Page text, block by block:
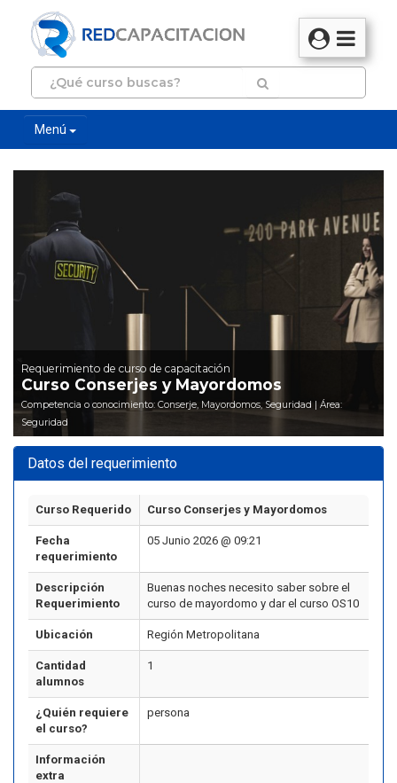
Menú
Requerimiento de curso de capacitación
Curso Conserjes y Mayordomos
Competencia o conocimiento: Conserje, Mayordomos, Seguridad | Área:
Seguridad
Datos del requerimiento
Curso Requerido Curso Conserjes y Mayordomos
Fecha
requerimiento
05 Junio 2026 @ 09:21
Descripción
Requerimiento
Buenas noches necesito saber sobre el
curso de mayordomo y dar el curso OS10
Ubicación Región Metropolitana
Cantidad
alumnos
1
¿Quién requiere
el curso?
persona
Información
extra